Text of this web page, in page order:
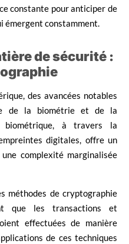
constante pour anticiper de
émergent constamment.
de sécurité :
des avancées notables
de la biométrie et de la
biométrique, à travers la
digitales, offre un
complexité marginalisée
méthodes de cryptographie
que les transactions et
effectuées de manière
de ces techniques